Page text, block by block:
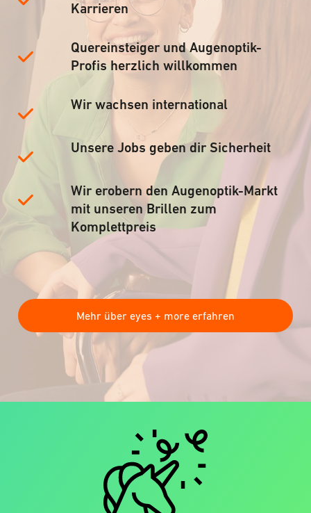
Karrieren
Quereinsteiger und Augenoptik-
Profis herzlich willkommen
Wir wachsen international
Unsere Jobs geben dir Sicherheit
Wir erobern den Augenoptik-Markt
mit unseren Brillen zum
Komplettpreis
Mehr über eyes + more erfahren